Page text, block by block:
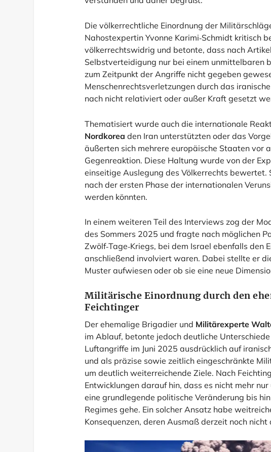
Die völkerrechtliche Einordnung der
Nahostexpertin Yvonne Karimi‑Schmidt kritisch
völkerrechtswidrig und betonte, dass nach
Selbstverteidigung nur bei einem unmittelbaren
zum Zeitpunkt der Angriffe nicht gegeben
Menschenrechtsverletzungen durch das
nach nicht relativiert oder außer Kraft gesetzt
Thematisiert wurde auch die internationale
Nordkorea den Iran unterstützten oder das
äußerten sich mehrere europäische Staaten vor
Gegenreaktion. Diese Haltung wurde von der
einseitige Auslegung des Völkerrechts bewertet.
nach der ersten Phase der internationalen
werden könnten.
In einem weiteren Teil des Interviews zog der
des Sommers 2025 und fragte nach möglichen
Zwölf‑Tage‑Kriegs, bei dem Israel ebenfalls
anschließend involviert waren. Dabei stellte er
Muster aufwiesen oder ob sie eine neue
Militärische Einordnung durch den
Feichtinger
Der ehemalige Brigadier und Militärexperte
im Ablauf, betonte jedoch deutliche
Luftangriffe im Juni 2025 ausdrücklich auf
und als präzise sowie zeitlich eingeschränkte
um deutlich weiterreichende Ziele. Nach
Entwicklungen darauf hin, dass es nicht mehr
eine grundlegende politische Veränderung bis
Regimes gehe. Ein solcher Ansatz habe
Konsequenzen, deren Ausmaß derzeit noch nicht